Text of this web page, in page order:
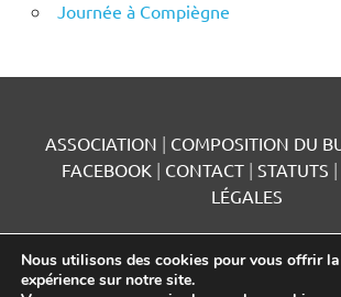
Journée à Compiègne
ASSOCIATION | COMPOSITION DU
FACEBOOK | CONTACT | STATUTS |
LÉGALES
Nous utilisons des cookies pour vous offrir
expérience sur notre site.